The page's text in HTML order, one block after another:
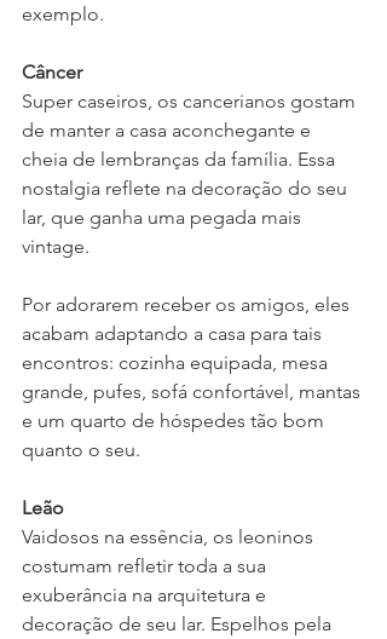
exemplo.
Câncer
Super caseiros, os cancerianos gostam
de manter a casa aconchegante e
cheia de lembranças da família. Essa
nostalgia reflete na decoração do seu
lar, que ganha uma pegada mais
vintage.
Por adorarem receber os amigos, eles
acabam adaptando a casa para tais
encontros: cozinha equipada, mesa
grande, pufes, sofá confortável, mantas
e um quarto de hóspedes tão bom
quanto o seu.
Leão
Vaidosos na essência, os leoninos
costumam refletir toda a sua
exuberância na arquitetura e
decoração de seu lar. Espelhos pela